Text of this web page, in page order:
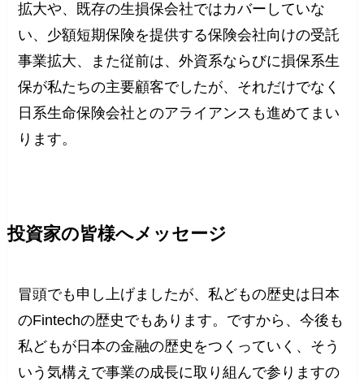
拡大や、既存の生損保会社ではカバーしていな
い、少額短期保険を提供する保険会社向けの受託
事業拡大、また従前は、外資系ならびに損保系生
保が私たちの主要顧客でしたが、それだけでなく
日系生命保険会社とのアライアンスも進めてまい
ります。
投資家の皆様へメッセージ
冒頭でも申し上げましたが、私どもの歴史は日本
のFintechの歴史でもあります。ですから、今後も
私どもが日本の金融の歴史をつくっていく、そう
いう気構えで事業の成長に取り組んで参りますの